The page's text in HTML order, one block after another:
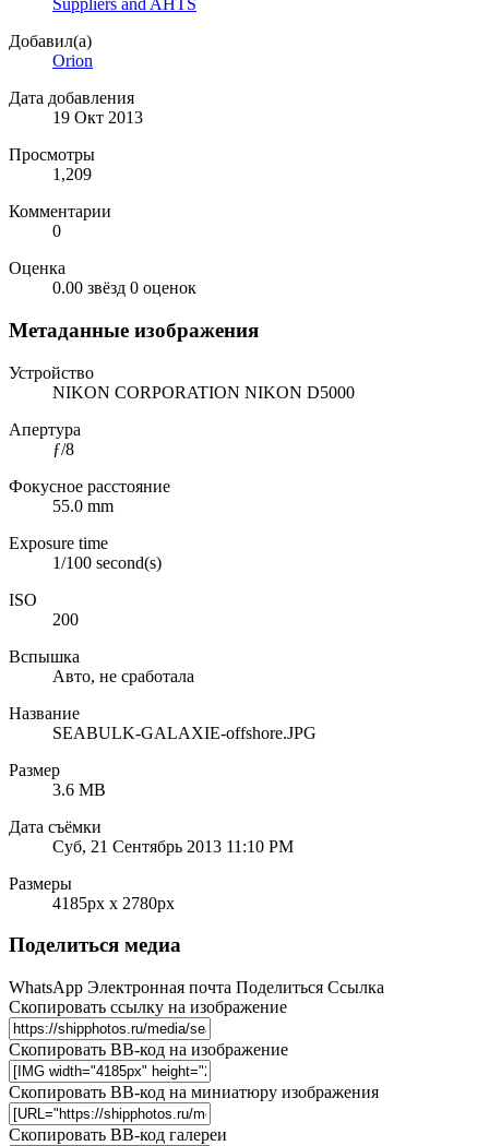
Suppliers and AHTS
Добавил(а)
Orion
Дата добавления
19 Окт 2013
Просмотры
1,209
Комментарии
0
Оценка
0.00 звёзд 0 оценок
Метаданные изображения
Устройство
NIKON CORPORATION NIKON D5000
Апертура
ƒ/8
Фокусное расстояние
55.0 mm
Exposure time
1/100 second(s)
ISO
200
Вспышка
Авто, не сработала
Название
SEABULK-GALAXIE-offshore.JPG
Размер
3.6 MB
Дата съёмки
Суб, 21 Сентябрь 2013 11:10 PM
Размеры
4185px x 2780px
Поделиться медиа
WhatsApp Электронная почта Поделиться Ссылка
Скопировать ссылку на изображение
Скопировать BB-код на изображение
Скопировать BB-код на миниатюру изображения
Скопировать BB-код галереи